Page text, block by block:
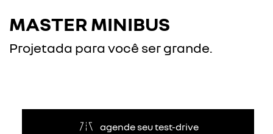
MASTER MINIBUS
Projetada para você ser grande.
agende seu test-drive